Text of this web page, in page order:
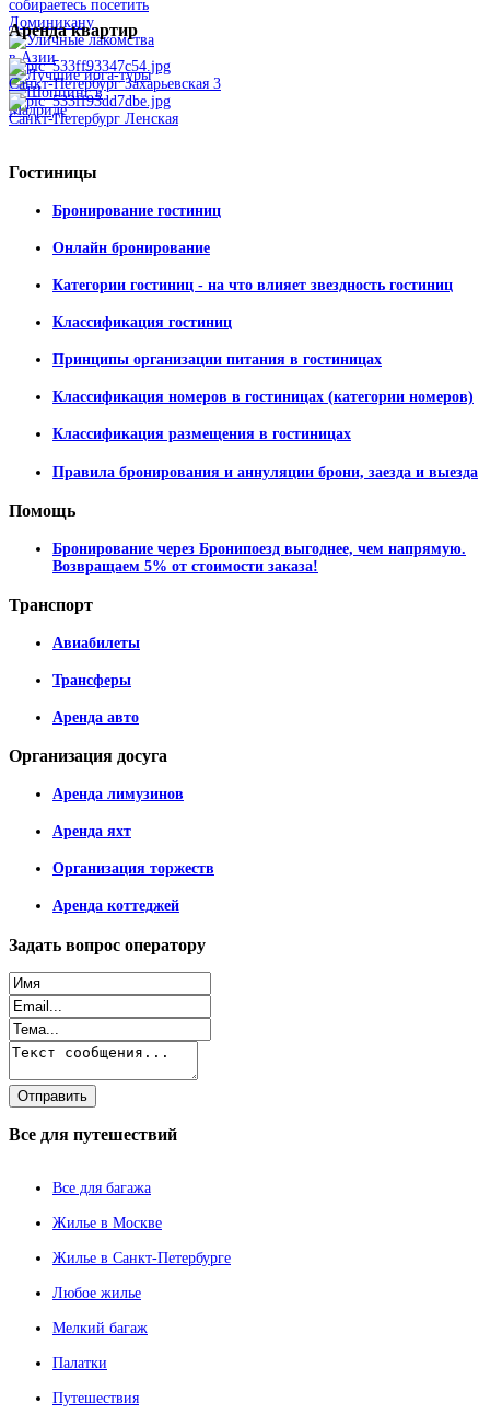
Арендаквартир
Санкт-Петербург Захарьевская 3
Санкт-Петербург Ленская
Гостиницы
Бронирование гостиниц
Онлайн бронирование
Категории гостиниц - на что влияет звездность гостиниц
Классификация гостиниц
Принципы организации питания в гостиницах
Классификация номеров в гостиницах (категории номеров)
Классификация размещения в гостиницах
Правила бронирования и аннуляции брони, заезда и выезда
Помощь
Бронирование через Бронипоезд выгоднее, чем напрямую.
Возвращаем 5% от стоимости заказа!
Транспорт
Авиабилеты
Трансферы
Аренда авто
Организация досуга
Аренда лимузинов
Аренда яхт
Организация торжеств
Аренда коттеджей
Задать вопрос оператору
Все для путешествий
Все для багажа
Жилье в Москве
Жилье в Санкт-Петербурге
Любое жилье
Мелкий багаж
Палатки
Путешествия